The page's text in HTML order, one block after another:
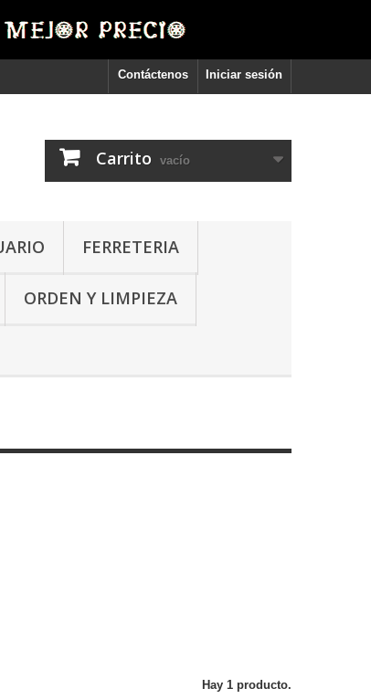
Iniciar sesión
Contáctenos
Carrito vacío
FERRETERIA
ORDEN Y LIMPIEZA
Hay 1 producto.